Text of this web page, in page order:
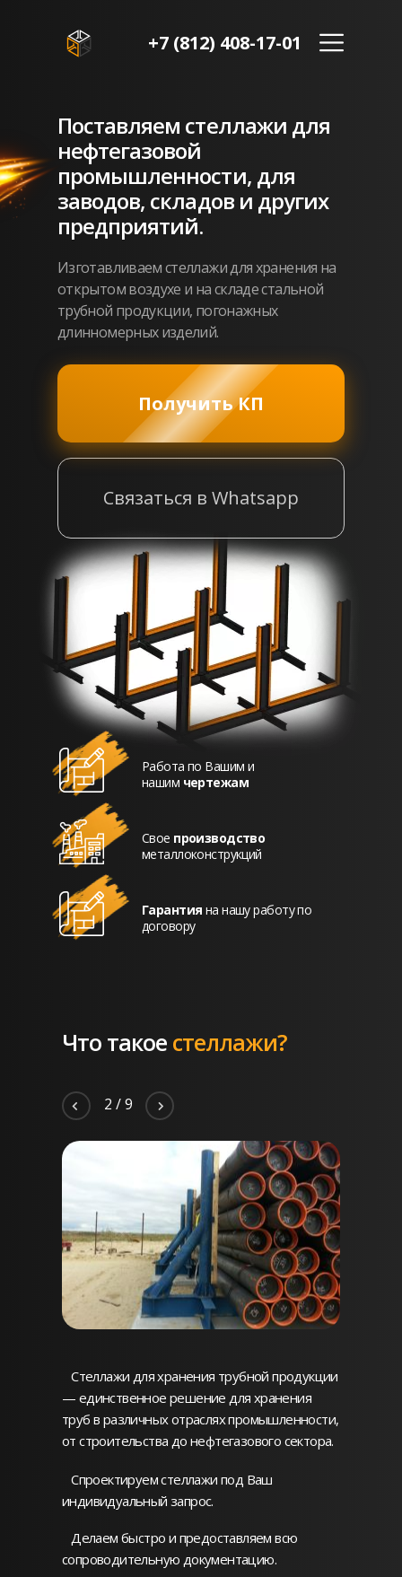
+7 (812) 408-17-01
Изготавливаем стеллажи для хранения на
открытом воздухе и на складе стальной
трубной продукции, погонажных
длинномерных изделий.
Получить КП
Поставляем стеллажи для
нефтегазовой
промышленности, для
заводов, складов и других
предприятий.
Связаться в Whatsapp
Работа по Вашим и
нашим чертежам
Свое производство
металлоконструкций
Гарантия на нашу работу по
договору
Что такое стеллажи?
2 /9
Стеллажи для хранения трубной продукции
— единственное решение для хранения
труб в различных отраслях промышленности,
от строительства до нефтегазового сектора.
Спроектируем стеллажи под Ваш
индивидуальный запрос.
Делаем быстро и предоставляем всю
сопроводительную документацию.